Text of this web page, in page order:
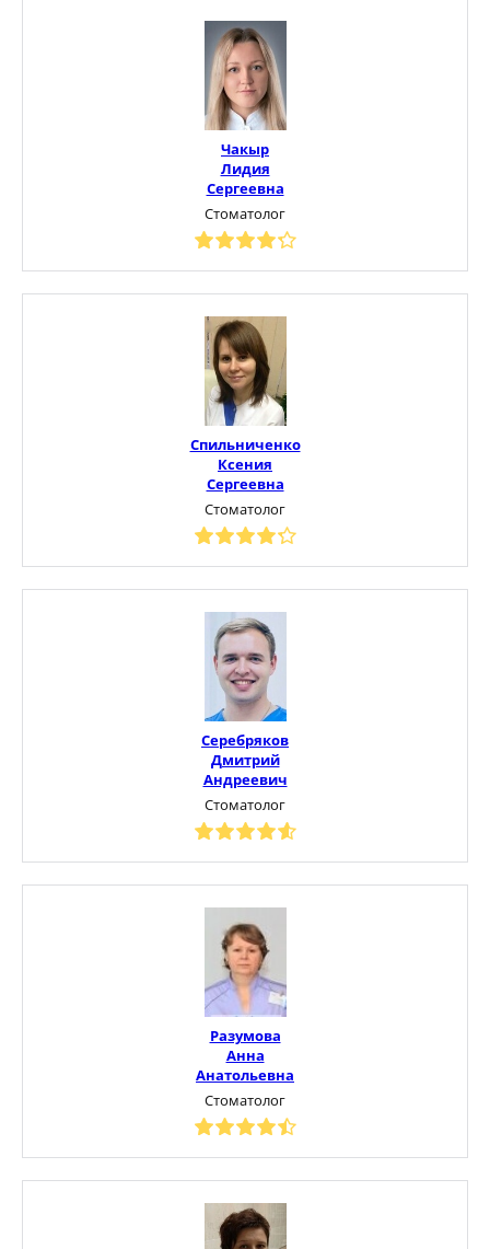
Чакыр
Лидия
Сергеевна
Стоматолог
Спильниченко
Ксения
Сергеевна
Стоматолог
Серебряков
Дмитрий
Андреевич
Стоматолог
Разумова
Анна
Анатольевна
Стоматолог